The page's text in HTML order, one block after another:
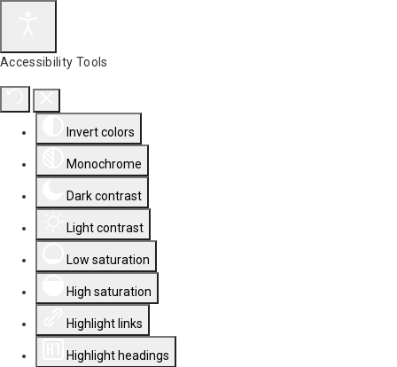
Accessibility Tools
Invert colors
Monochrome
Dark contrast
Light contrast
Low saturation
High saturation
Highlight links
Highlight headings